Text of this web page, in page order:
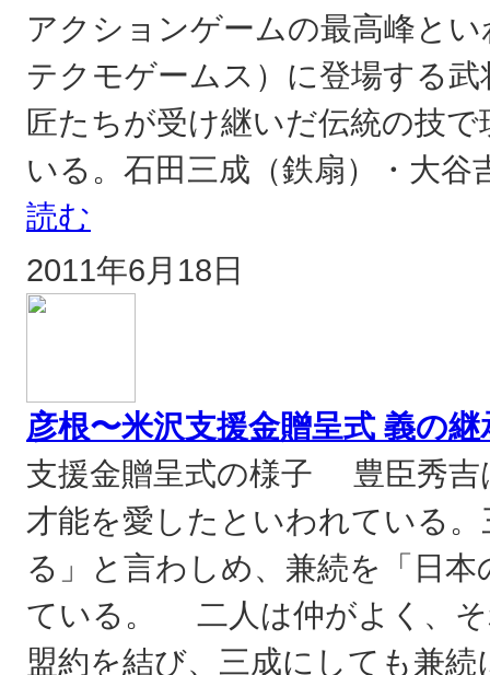
アクションゲームの最高峰と
テクモゲームス）に登場する
匠たちが受け継いだ伝統の技
いる。石田三成（鉄扇）・大
読む
2011年6月18日
彦根〜米沢支援金贈呈式 義の継
支援金贈呈式の様子 豊臣秀吉
才能を愛したといわれている
る」と言わしめ、兼続を「日
ている。 二人は仲がよく、そ
盟約を結び、三成にしても兼